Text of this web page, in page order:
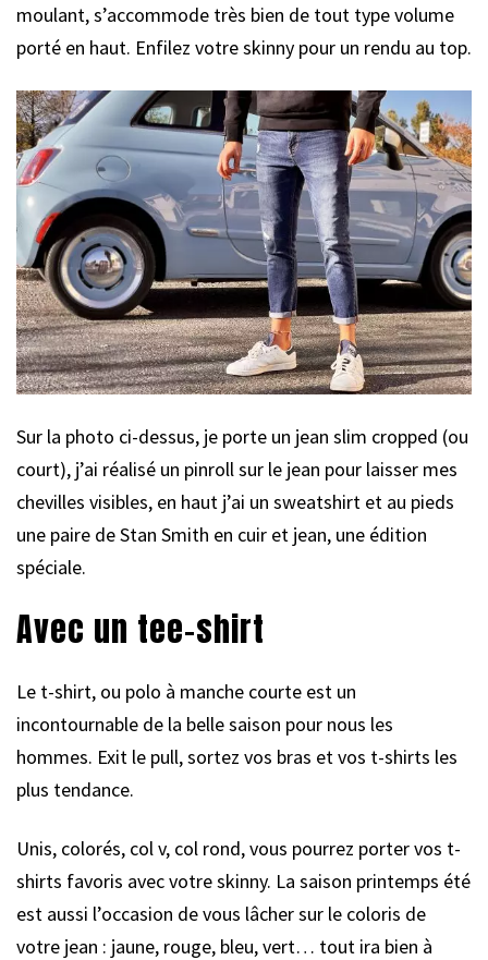
moulant, s’accommode très bien de tout type volume
porté en haut. Enfilez votre skinny pour un rendu au top.
Sur la photo ci-dessus, je porte un jean slim cropped (ou
court), j’ai réalisé un pinroll sur le jean pour laisser mes
chevilles visibles, en haut j’ai un sweatshirt et au pieds
une paire de Stan Smith en cuir et jean, une édition
spéciale.
Avec un tee-shirt
Le t-shirt, ou polo à manche courte est un
incontournable de la belle saison pour nous les
hommes. Exit le pull, sortez vos bras et vos t-shirts les
plus tendance.
Unis, colorés, col v, col rond, vous pourrez porter vos t-
shirts favoris avec votre skinny. La saison printemps été
est aussi l’occasion de vous lâcher sur le coloris de
votre jean : jaune, rouge, bleu, vert… tout ira bien à